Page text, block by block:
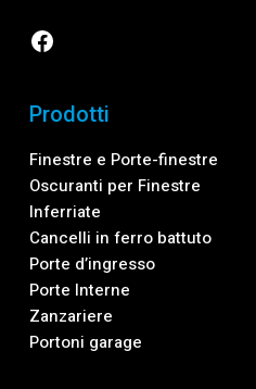
Prodotti
Finestre e Porte-finestre
Oscuranti per Finestre
Inferriate
Cancelli in ferro battuto
Porte d’ingresso
Porte Interne
Zanzariere
Portoni garage